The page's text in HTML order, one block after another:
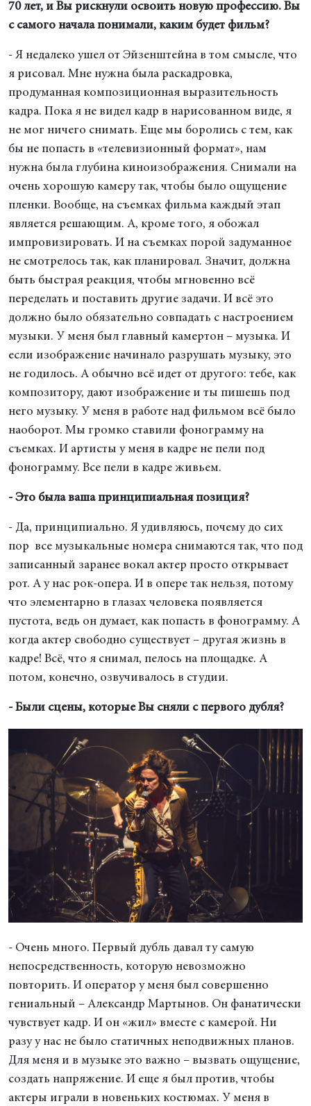
70 лет, и Вы рискнули освоить новую профессию. Вы
с самого начала понимали, каким будет фильм?
- Я недалеко ушел от Эйзенштейна в том смысле, что
я рисовал. Мне нужна была раскадровка,
продуманная композиционная выразительность
кадра. Пока я не видел кадр в нарисованном виде, я
не мог ничего снимать. Еще мы боролись с тем, как
бы не попасть в «телевизионный формат», нам
нужна была глубина киноизображения. Снимали на
очень хорошую камеру так, чтобы было ощущение
пленки. Вообще, на съемках фильма каждый этап
является решающим. А, кроме того, я обожал
импровизировать. И на съемках порой задуманное
не смотрелось так, как планировал. Значит, должна
быть быстрая реакция, чтобы мгновенно всё
переделать и поставить другие задачи. И всё это
должно было обязательно совпадать с настроением
музыки. У меня был главный камертон – музыка. И
если изображение начинало разрушать музыку, это
не годилось. А обычно всё идет от другого: тебе, как
композитору, дают изображение и ты пишешь под
него музыку. У меня в работе над фильмом всё было
наоборот. Мы громко ставили фонограмму на
съемках. И артисты у меня в кадре не пели под
фонограмму. Все пели в кадре живьем.
- Это была ваша принципиальная позиция?
- Да, принципиально. Я удивляюсь, почему до сих
пор все музыкальные номера снимаются так, что под
записанный заранее вокал актер просто открывает
рот. А у нас рок-опера. И в опере так нельзя, потому
что элементарно в глазах человека появляется
пустота, ведь он думает, как попасть в фонограмму. А
когда актер свободно существует – другая жизнь в
кадре! Всё, что я снимал, пелось на площадке. А
потом, конечно, озвучивалось в студии.
- Были сцены, которые Вы сняли с первого дубля?
- Очень много. Первый дубль давал ту самую
непосредственность, которую невозможно
повторить. И оператор у меня был совершенно
гениальный – Александр Мартынов. Он фанатически
чувствует кадр. И он «жил» вместе с камерой. Ни
разу у нас не было статичных неподвижных планов.
Для меня и в музыке это важно – вызвать ощущение,
создать напряжение. И еще я был против, чтобы
актеры играли в новеньких костюмах. У меня в